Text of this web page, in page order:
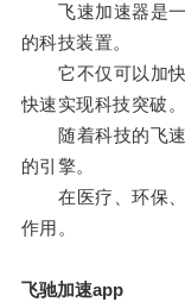
飞速加速器是一
的科技装置。
它不仅可以加快
快速实现科技突破。
随着科技的飞速
的引擎。
在医疗、环保、
作用。
飞驰加速app